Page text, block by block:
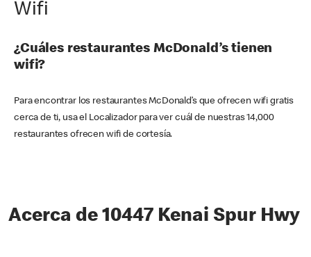
Wifi
¿Cuáles restaurantes McDonald’s tienen
wifi?
Para encontrar los restaurantes McDonald’s que ofrecen wifi gratis
cerca de ti, usa el Localizador para ver cuál de nuestras 14,000
restaurantes ofrecen wifi de cortesía.
Acerca de 10447 Kenai Spur Hwy